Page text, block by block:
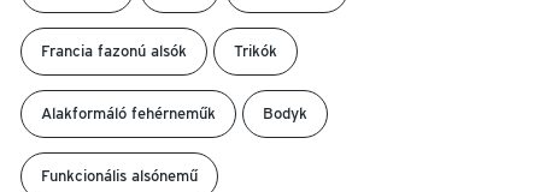
Francia fazonú alsók Trikók
Alakformáló fehérneműk Bodyk
Funkcionális alsónemű